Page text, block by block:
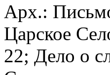
Арх.:
Царское
22; Дело о